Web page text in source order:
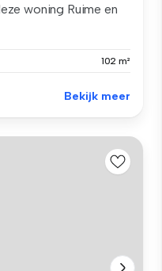
woning Ruime en
102 m²
Bekijk meer